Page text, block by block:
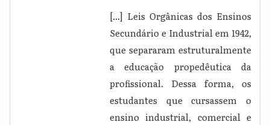
[...] Leis Orgânicas dos Ensinos
Secundário e Industrial em 1942,
que separaram estruturalmente
a educação propedêutica da
profissional. Dessa forma, os
estudantes que cursassem o
ensino industrial, comercial e